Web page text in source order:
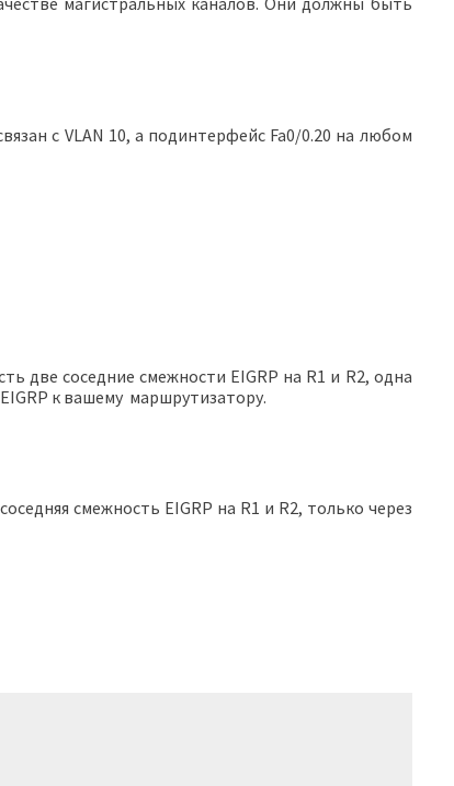
с VLAN 10, а подинтерфейс Fa0/0.20 на любом
две соседние смежности EIGRP на R1 и R2, одна
к вашему маршрутизатору.
смежность EIGRP на R1 и R2, только через